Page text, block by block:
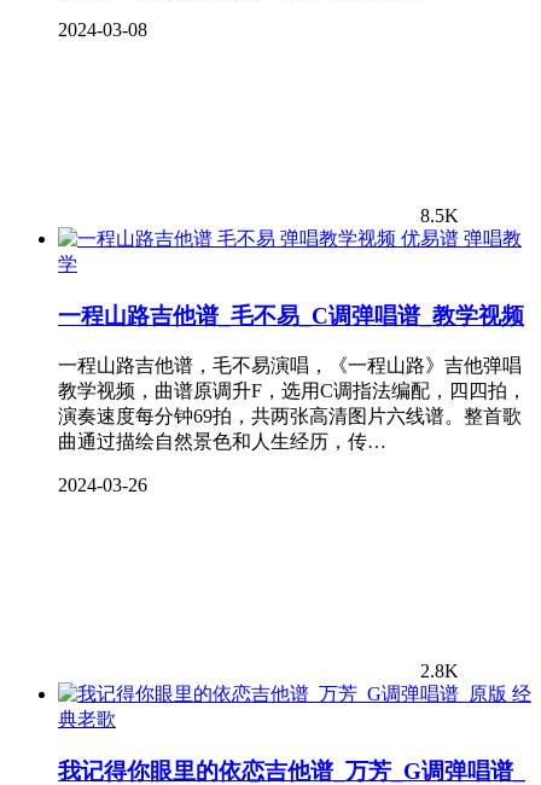
2024-03-08
8.5K
弹唱教
学
一程山路吉他谱_毛不易_C调弹唱谱_教学视频
一程山路吉他谱，毛不易演唱，《一程山路》吉他弹唱
教学视频，曲谱原调升F，选用C调指法编配，四四拍，
演奏速度每分钟69拍，共两张高清图片六线谱。整首歌
曲通过描绘自然景色和人生经历，传…
2024-03-26
2.8K
经
典老歌
我记得你眼里的依恋吉他谱_万芳_G调弹唱谱_